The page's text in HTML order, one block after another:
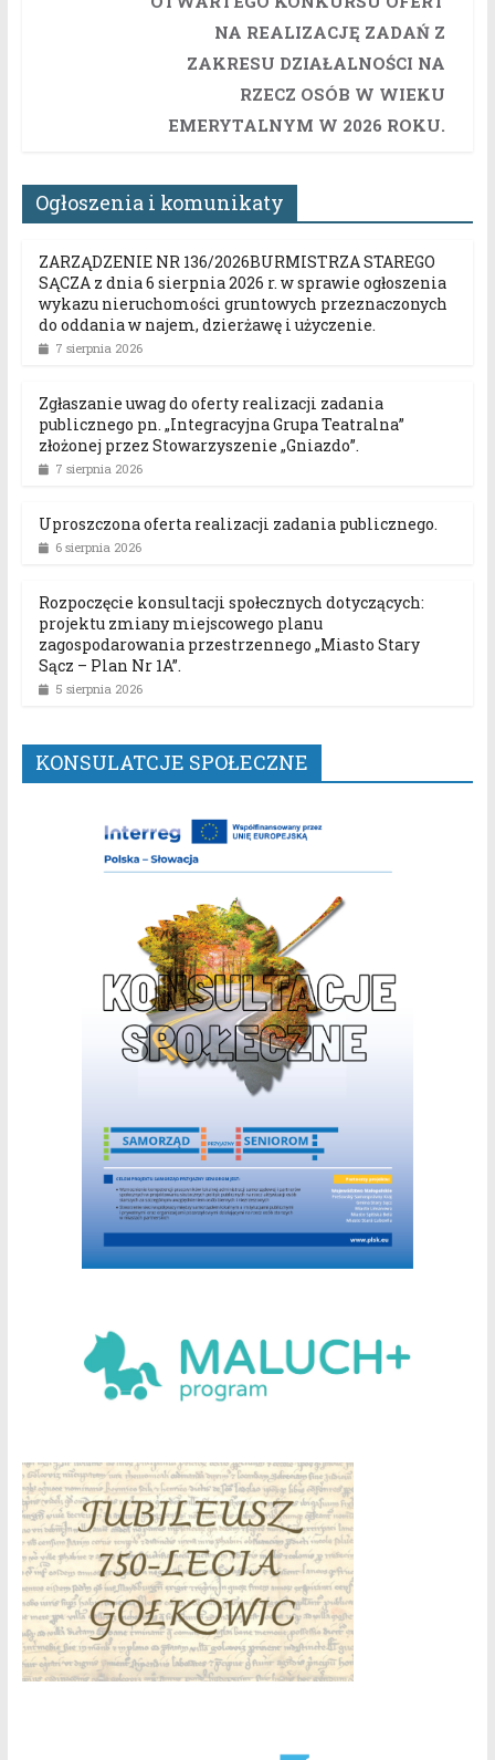
NA REALIZACJĘ ZADAŃ Z
ZAKRESU DZIAŁALNOŚCI NA
RZECZ OSÓB W WIEKU
EMERYTALNYM W 2026 ROKU.
Ogłoszenia i komunikaty
ZARZĄDZENIE NR 136/2026BURMISTRZA STAREGO
SĄCZA z dnia 6 sierpnia 2026 r. w sprawie ogłoszenia
wykazu nieruchomości gruntowych przeznaczonych
do oddania w najem, dzierżawę i użyczenie.
7 sierpnia 2026
Zgłaszanie uwag do oferty realizacji zadania
publicznego pn. „Integracyjna Grupa Teatralna”
złożonej przez Stowarzyszenie „Gniazdo”.
7 sierpnia 2026
Uproszczona oferta realizacji zadania publicznego.
6 sierpnia 2026
Rozpoczęcie konsultacji społecznych dotyczących:
projektu zmiany miejscowego planu
zagospodarowania przestrzennego „Miasto Stary
Sącz – Plan Nr 1A”.
5 sierpnia 2026
KONSULATCJE SPOŁECZNE